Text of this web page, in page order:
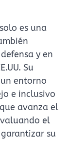
es una
y en
Su
entorno
e inclusivo
avanza el
el
su